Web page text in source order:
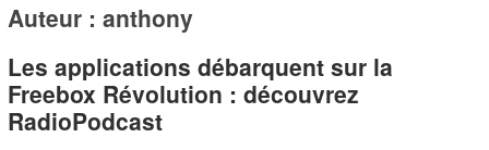
Auteur : anthony
Les applications débarquent sur la
Freebox Révolution : découvrez
RadioPodcast